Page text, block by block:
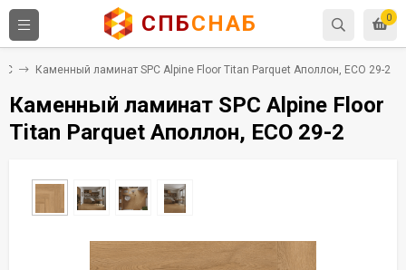
0
СПБСНАБ
Каменный ламинат SPC Alpine Floor Titan Parquet Аполлон, ЕСО 29-2
Каменный ламинат SPC Alpine Floor
Titan Parquet Аполлон, ЕСО 29-2